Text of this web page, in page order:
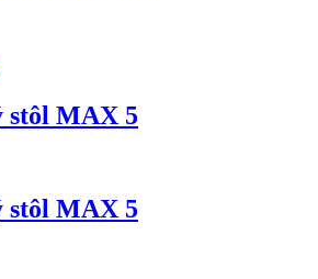
stôl MAX 5
stôl MAX 5